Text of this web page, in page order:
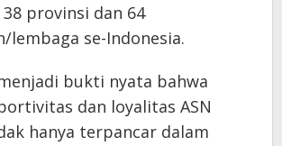
provinsi dan 64
lembaga se-Indonesia.
bukti nyata bahwa
dan loyalitas ASN
hanya terpancar dalam